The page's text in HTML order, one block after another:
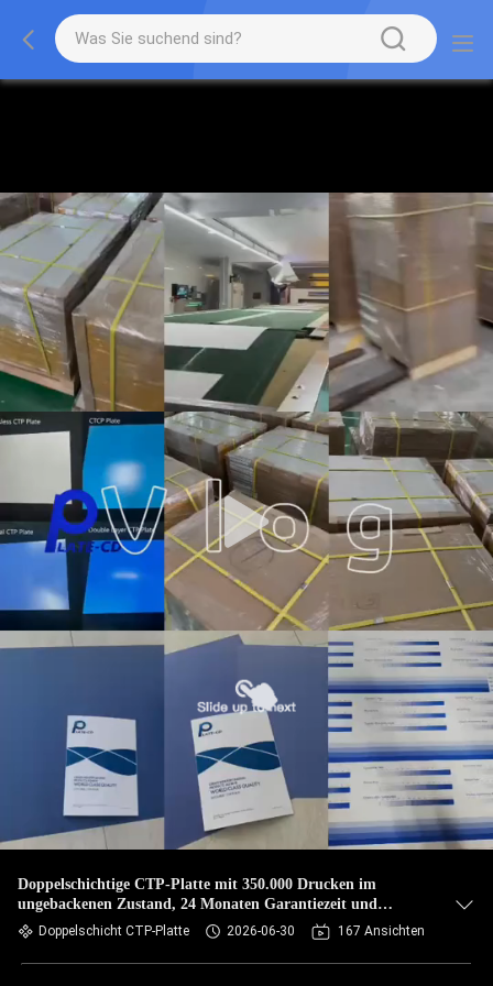
Doppelschichtige CTP-Platte mit 350.000 Drucken im
ungebackenen Zustand, 24 Monaten Garantiezeit und
sicheren gelben Lichtern zum Drucken
Doppelschicht CTP-Platte 2026-06-30 167 Ansichten